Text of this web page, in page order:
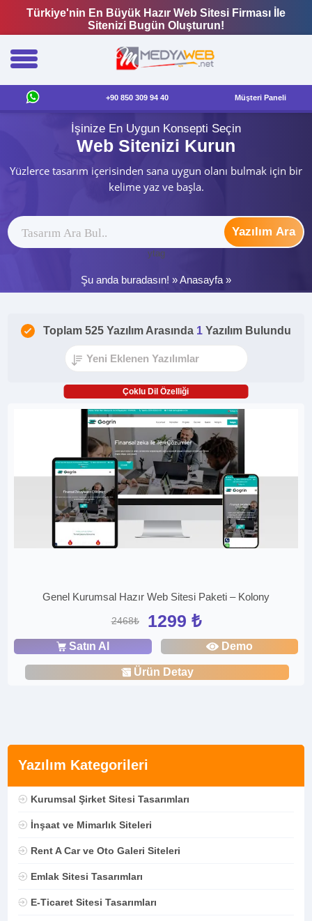
Türkiye'nin En Büyük Hazır Web Sitesi Firması İle
Sitenizi Bugün Oluşturun!
+90 850 309 94 40 Müşteri Paneli
İşinize En Uygun Konsepti Seçin
Web Sitenizi Kurun
Yüzlerce tasarım içerisinden sana uygun olanı bulmak için bir
kelime yaz ve başla.
Yazılım Ara
ytag
Şu anda buradasın! »Anasayfa »
Yazılım Kategorileri
Kurumsal Şirket Sitesi Tasarımları
İnşaat ve Mimarlık Siteleri
Rent A Car ve Oto Galeri Siteleri
Emlak Sitesi Tasarımları
E-Ticaret Sitesi Tasarımları
Toplam 525 Yazılım Arasında 1 Yazılım Bulundu
Çoklu Dil Özelliği
Genel Kurumsal Hazır Web Sitesi Paketi – Kolony
2468₺ 1299 ₺
Satın Al Demo
Ürün Detay